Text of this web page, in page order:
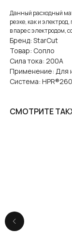
Данный расходный
резке, как и
в паре с электродом,
Бренд: StarCut
Товар: Сопло
Сила тока: 200А
Применение: Для
Система:
СМОТРИТЕ